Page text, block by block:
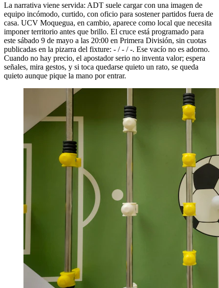
La narrativa viene servida: ADT suele cargar con una imagen de
equipo incómodo, curtido, con oficio para sostener partidos fuera de
casa. UCV Moquegua, en cambio, aparece como local que necesita
imponer territorio antes que brillo. El cruce está programado para
este sábado 9 de mayo a las 20:00 en Primera División, sin cuotas
publicadas en la pizarra del fixture: - / - / -. Ese vacío no es adorno.
Cuando no hay precio, el apostador serio no inventa valor; espera
señales, mira gestos, y si toca quedarse quieto un rato, se queda
quieto aunque pique la mano por entrar.